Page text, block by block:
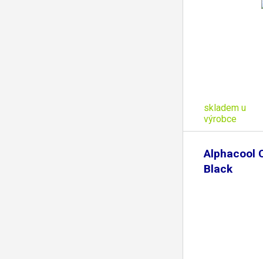
skladem u
výrobce
Alphacool
Black